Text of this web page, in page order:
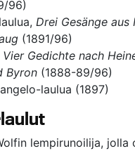
96)
Drei Gesänge aus
(1891/96)
Vier Gedichte nach
Byron (1888-89/96)
laulua (1897)
lempirunoilija, jolla